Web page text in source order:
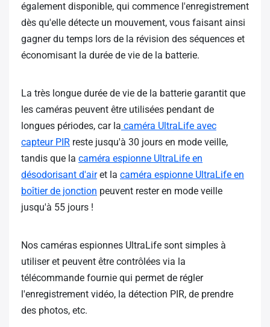
également disponible, qui commence l'enregistrement
dès qu'elle détecte un mouvement, vous faisant ainsi
gagner du temps lors de la révision des séquences et
économisant la durée de vie de la batterie.
La très longue durée de vie de la batterie garantit que
les caméras peuvent être utilisées pendant de
longues périodes, car la caméra UltraLife avec
capteur PIR reste jusqu'à 30 jours en mode veille,
tandis que la caméra espionne UltraLife en
désodorisant d'airet la caméra espionne UltraLife en
boîtier de jonction peuvent rester en mode veille
jusqu'à 55 jours !
Nos caméras espionnes UltraLife sont simples à
utiliser et peuvent être contrôlées via la
télécommande fournie qui permet de régler
l'enregistrement vidéo, la détection PIR, de prendre
des photos, etc.